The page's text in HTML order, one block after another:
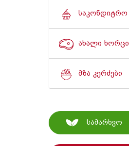
საკონდიტრო
ახალი ხორცი
მზა კერძები
სამარხვო